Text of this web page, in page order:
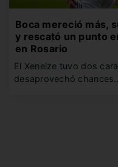
Boca mereció más,
y rescató un punto
en Rosario
El Xeneize tuvo dos
desaprovechó